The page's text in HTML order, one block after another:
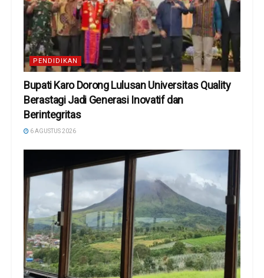
PENDIDIKAN
Bupati Karo Dorong Lulusan Universitas Quality
Berastagi Jadi Generasi Inovatif dan
Berintegritas
6 AGUSTUS 2026